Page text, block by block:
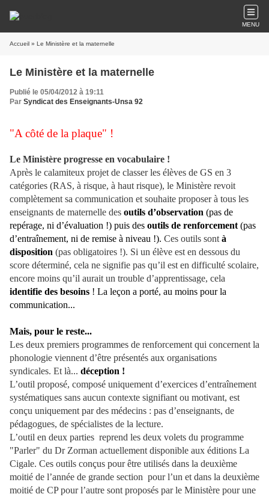
MENU
Accueil » Le Ministère et la maternelle
Le Ministère et la maternelle
Publié le 05/04/2012 à 19:11
Par Syndicat des Enseignants-Unsa 92
"A côté de la plaque" !
Le Ministère progresse en vocabulaire !
Après le calamiteux projet de classer les élèves de GS en 3
catégories (RAS, à risque, à haut risque), le Ministère revoit
complètement sa communication et souhaite proposer à tous les
enseignants de maternelle des outils d’observation (pas de
repérage, ni d’évaluation !) puis des outils de renforcement (pas
d’entraînement, ni de remise à niveau !). Ces outils sont à
disposition (pas obligatoires !). Si un élève est en dessous du
score déterminé, cela ne signifie pas qu’il est en difficulté scolaire,
encore moins qu’il aurait un trouble d’apprentissage, cela
identifie des besoins ! La leçon a porté, au moins pour la
communication...
Mais, pour le reste...
Les deux premiers programmes de renforcement qui concernent la
phonologie viennent d’être présentés aux organisations
syndicales. Et là... déception !
L’outil proposé, composé uniquement d’exercices d’entraînement
systématiques sans aucun contexte signifiant ou motivant, est
conçu uniquement par des médecins : pas d’enseignants, de
pédagogues, de spécialistes de la lecture.
L’outil en deux parties reprend les deux volets du programme
"Parler" du Dr Zorman actuellement disponible aux éditions La
Cigale. Ces outils conçus pour être utilisés dans la deuxième
moitié de l’année de grande section pour l’un et dans la deuxième
moitié de CP pour l’autre sont proposés par le Ministère pour une